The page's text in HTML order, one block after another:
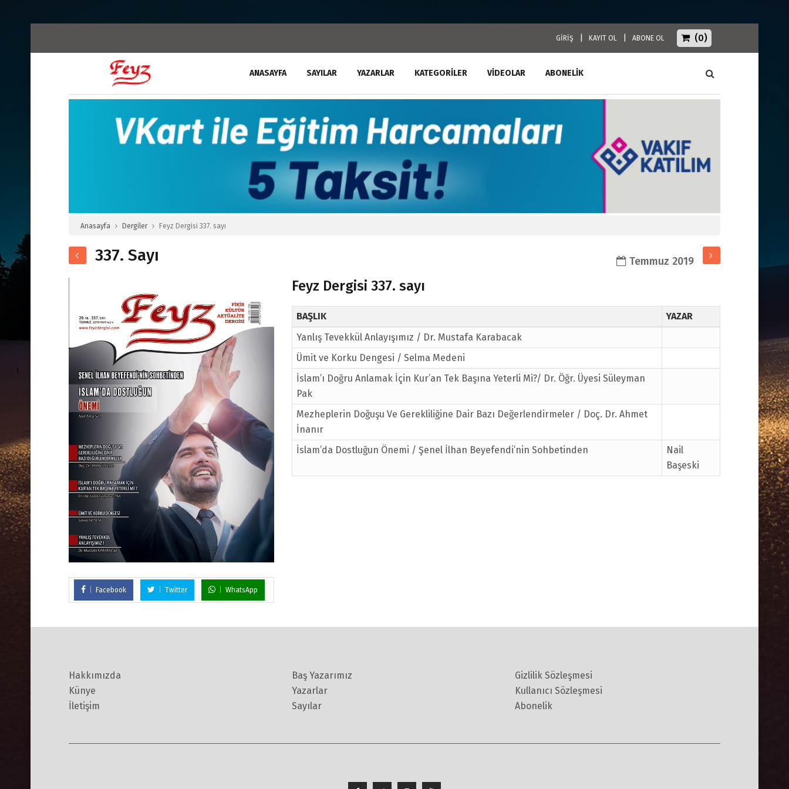
GİRİŞ KAYIT OL ABONE OL (0)
ANASAYFA SAYILAR YAZARLAR KATEGORILER VIDEOLAR ABONELİK
Anasayfa Dergiler Feyz Dergisi 337. sayı
337. Sayı Temmuz 2019
Facebook Twitter WhatsApp
Feyz Dergisi 337. sayı
BAŞLIK
YAZAR
Yanlış Tevekkül Anlayışımız / Dr. Mustafa Karabacak
Ümit ve Korku Dengesi / Selma Medeni
İslam’ı Doğru Anlamak İçin Kur’an Tek Başına Yeterli Mi?/ Dr. Öğr. Üyesi Süleyman
Pak
Mezheplerin Doğuşu Ve Gerekliliğine Dair Bazı Değerlendirmeler / Doç. Dr. Ahmet
İnanır
İslam’da Dostluğun Önemi / Şenel İlhan Beyefendi’nin Sohbetinden
Nail
Başeski
Hakkımızda
Künye
İletişim
Baş Yazarımız
Yazarlar
Sayılar
Gizlilik Sözleşmesi
Kullanıcı Sözleşmesi
Abonelik